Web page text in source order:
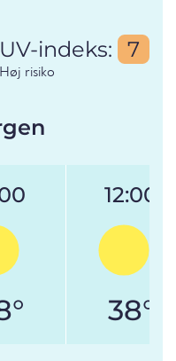
UV-indeks: 7
Høj risiko
12:00
38°